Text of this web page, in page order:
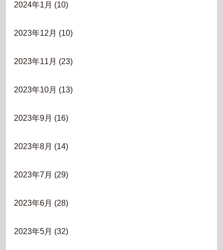
2024年1月 (10)
2023年12月 (10)
2023年11月 (23)
2023年10月 (13)
2023年9月 (16)
2023年8月 (14)
2023年7月 (29)
2023年6月 (28)
2023年5月 (32)